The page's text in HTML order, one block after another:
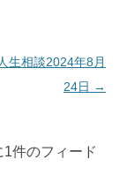
生相談2024年8月
24日 →
1件のフィード